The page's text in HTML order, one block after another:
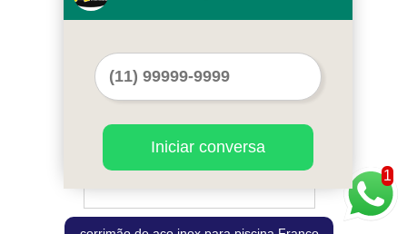
1
Iniciar conversa